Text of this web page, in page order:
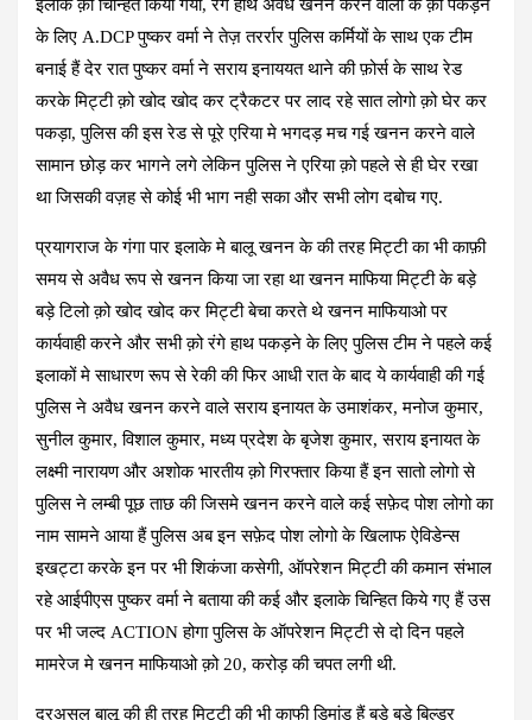
इलाके क़ो चिन्हित किया गया, रंगे हाथ अवैध खनन करने वालो के क़ो पकड़ने
के लिए A.DCP पुष्कर वर्मा ने तेज़ तरर्रार पुलिस कर्मियों के साथ एक टीम
बनाई हैं देर रात पुष्कर वर्मा ने सराय इनाययत थाने की फ़ोर्स के साथ रेड
करके मिट्टी क़ो खोद खोद कर ट्रैकटर पर लाद रहे सात लोगो क़ो घेर कर
पकड़ा, पुलिस की इस रेड से पूरे एरिया मे भगदड़ मच गई खनन करने वाले
सामान छोड़ कर भागने लगे लेकिन पुलिस ने एरिया क़ो पहले से ही घेर रखा
था जिसकी वज़ह से कोई भी भाग नही सका और सभी लोग दबोच गए.
प्रयागराज के गंगा पार इलाके मे बालू खनन के की तरह मिट्टी का भी काफ़ी
समय से अवैध रूप से खनन किया जा रहा था खनन माफिया मिट्टी के बड़े
बड़े टिलो क़ो खोद खोद कर मिट्टी बेचा करते थे खनन माफियाओ पर
कार्यवाही करने और सभी क़ो रंगे हाथ पकड़ने के लिए पुलिस टीम ने पहले कई
इलाकों मे साधारण रूप से रेकी की फिर आधी रात के बाद ये कार्यवाही की गई
पुलिस ने अवैध खनन करने वाले सराय इनायत के उमाशंकर, मनोज कुमार,
सुनील कुमार, विशाल कुमार, मध्य प्रदेश के बृजेश कुमार, सराय इनायत के
लक्ष्मी नारायण और अशोक भारतीय क़ो गिरफ्तार किया हैं इन सातो लोगो से
पुलिस ने लम्बी पूछ ताछ की जिसमे खनन करने वाले कई सफ़ेद पोश लोगो का
नाम सामने आया हैं पुलिस अब इन सफ़ेद पोश लोगो के खिलाफ ऐविडेन्स
इखट्टा करके इन पर भी शिकंजा कसेगी, ऑपरेशन मिट्टी की कमान संभाल
रहे आईपीएस पुष्कर वर्मा ने बताया की कई और इलाके चिन्हित किये गए हैं उस
पर भी जल्द ACTION होगा पुलिस के ऑपरेशन मिट्टी से दो दिन पहले
मामरेज मे खनन माफियाओ क़ो 20, करोड़ की चपत लगी थी.
दरअसल बालू की ही तरह मिट्टी की भी काफी डिमांड हैं बड़े बड़े बिल्डर